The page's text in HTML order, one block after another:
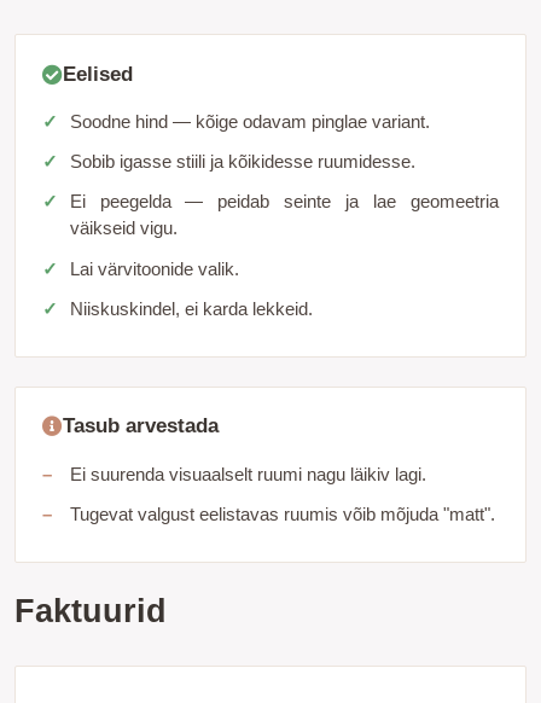
Eelised
Soodne hind — kõige odavam pinglae variant.
Sobib igasse stiili ja kõikidesse ruumidesse.
Ei peegelda — peidab seinte ja lae geomeetria
väikseid vigu.
Lai värvitoonide valik.
Niiskuskindel, ei karda lekkeid.
Tasub arvestada
Ei suurenda visuaalselt ruumi nagu läikiv lagi.
Tugevat valgust eelistavas ruumis võib mõjuda "matt".
Faktuurid